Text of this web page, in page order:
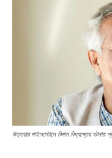
উত্তরার মাইলস্টোনে বিমান বিধ্বস্তের ঘটনায়